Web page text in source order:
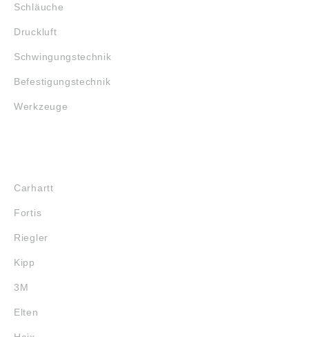
Schläuche
Druckluft
Schwingungstechnik
Befestigungstechnik
Werkzeuge
Carhartt
Fortis
Riegler
Kipp
3M
Elten